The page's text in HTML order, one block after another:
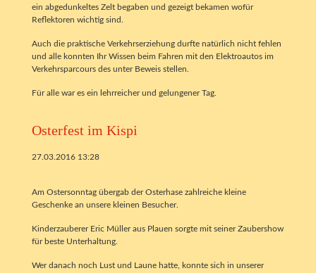
ein abgedunkeltes Zelt begaben und gezeigt bekamen wofür
Reflektoren wichtig sind.
Auch die praktische Verkehrserziehung durfte natürlich nicht fehlen
und alle konnten Ihr Wissen beim Fahren mit den Elektroautos im
Verkehrsparcours des unter Beweis stellen.
Für alle war es ein lehrreicher und gelungener Tag.
Osterfest im Kispi
27.03.2016 13:28
Am Ostersonntag übergab der Osterhase zahlreiche kleine
Geschenke an unsere kleinen Besucher.
Kinderzauberer Eric Müller aus Plauen sorgte mit seiner Zaubershow
für beste Unterhaltung.
Wer danach noch Lust und Laune hatte, konnte sich in unserer